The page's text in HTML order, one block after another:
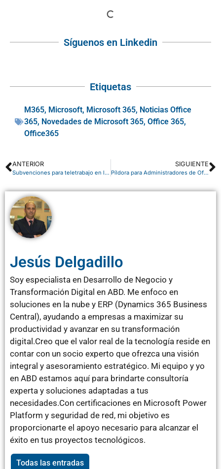
Síguenos en Linkedin
Etiquetas
M365, Microsoft, Microsoft 365, Noticias Office
365, Novedades de Microsoft 365, Office 365,
Office365
ANTERIOR
Subvenciones para teletrabajo en las empresas andaluzas
SIGUIENTE
Píldora para Administradores de Office 365: acceso de invitados en Teams
Jesús Delgadillo
Soy especialista en Desarrollo de Negocio y
Transformación Digital en ABD. Me enfoco en
soluciones en la nube y ERP (Dynamics 365 Business
Central), ayudando a empresas a maximizar su
productividad y avanzar en su transformación
digital.Creo que el valor real de la tecnología reside en
contar con un socio experto que ofrezca una visión
integral y asesoramiento estratégico. Mi equipo y yo
en ABD estamos aquí para brindarte consultoría
experta y soluciones adaptadas a tus
necesidades.Con certificaciones en Microsoft Power
Platform y seguridad de red, mi objetivo es
proporcionarte el apoyo necesario para alcanzar el
éxito en tus proyectos tecnológicos.
Todas las entradas